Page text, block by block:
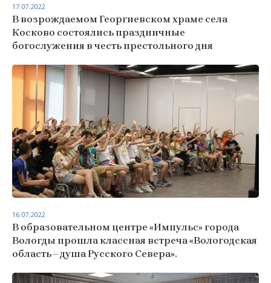
В возрождаемом Георгиевском храме села
Косково состоялись праздничные
богослужения в честь престольного дня
17.07.2022
В образовательном центре «Импульс» города
Вологды прошла классная встреча «Вологодская
область – душа Русского Севера».
16.07.2022